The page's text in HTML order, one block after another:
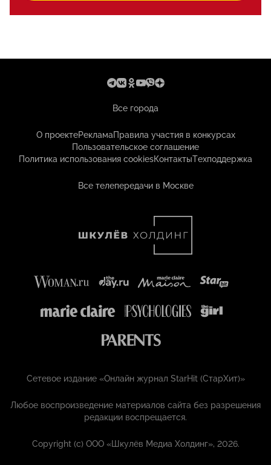
Все города
О проектеРекламаПравила участия в конкурсах
Пользовательское соглашение
Политика использования cookiesКонтактыТехподдержка
Все телепередачи в Москве
Сетевое издание «Онлайн журнал StarHit (СтарХит)»
Любое воспроизведение материалов сайта без разрешения
редакции воспрещается.
Copyright (с) ООО «Шкулёв Медиа Холдинг», 2026.